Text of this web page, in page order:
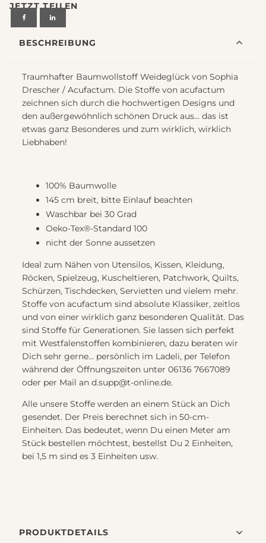
von
Acufactum
Sophia
JETZT TEILEN
BESCHREIBUNG
Traumhafter Baumwollstoff Weideglück von Sophia
Drescher / Acufactum. Die Stoffe von acufactum
zeichnen sich durch die hochwertigen Designs und
den außergewöhnlich schönen Druck aus... das ist
etwas ganz Besonderes und zum wirklich, wirklich
Liebhaben!
100% Baumwolle
145 cm breit, bitte Einlauf beachten
Waschbar bei 30 Grad
Oeko-Tex®-Standard 100
nicht der Sonne aussetzen
Ideal zum Nähen von Utensilos, Kissen, Kleidung,
Röcken, Spielzeug, Kuscheltieren, Patchwork, Quilts,
Schürzen, Tischdecken, Servietten und vielem mehr.
Stoffe von acufactum sind absolute Klassiker, zeitlos
und von einer wirklich ganz besonderen Qualität. Das
sind Stoffe für Generationen. Sie lassen sich perfekt
mit Westfalenstoffen kombinieren, dazu beraten wir
Dich sehr gerne... persönlich im Ladeli, per Telefon
während der Öffnungszeiten unter 06136 7667089
oder per Mail an d.supp@t-online.de.
Alle unsere Stoffe werden an einem Stück an Dich
gesendet. Der Preis berechnet sich in 50-cm-
Einheiten. Das bedeutet, wenn Du einen Meter am
Stück bestellen möchtest, bestellst Du 2 Einheiten,
bei 1,5 m sind es 3 Einheiten usw.
PRODUKTDETAILS